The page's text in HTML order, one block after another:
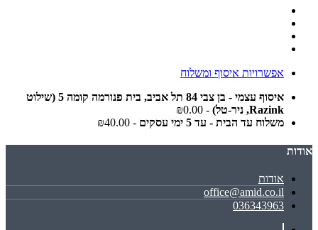
אפשרויות איסוף ומשלוח
איסוף עצמי - בן צבי 84 תל אביב, בית פנורמה קומה 5 (שילוט
Razink, ניר-טל)
- ₪0.00
משלוח עד הבית - עד 5 ימי עסקים
- ₪40.00
אודות
אודות
office@amid.co.il
036343963